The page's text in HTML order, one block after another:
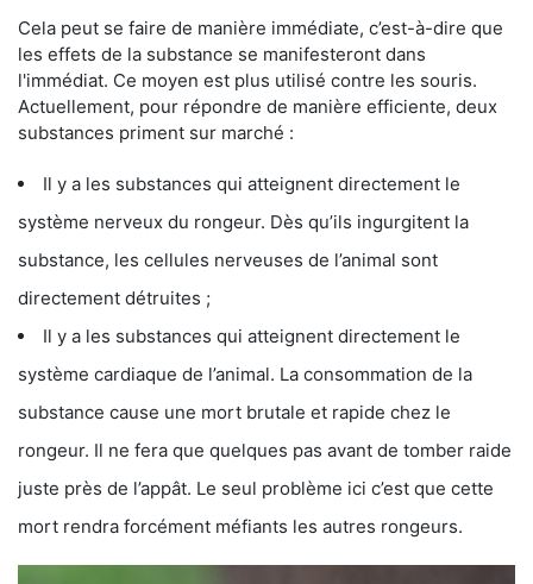
Cela peut se faire de manière immédiate, c’est-à-dire que
les effets de la substance se manifesteront dans
l'immédiat. Ce moyen est plus utilisé contre les souris.
Actuellement, pour répondre de manière efficiente, deux
substances priment sur marché :
Il y a les substances qui atteignent directement le
système nerveux du rongeur. Dès qu’ils ingurgitent la
substance, les cellules nerveuses de l’animal sont
directement détruites ;
Il y a les substances qui atteignent directement le
système cardiaque de l’animal. La consommation de la
substance cause une mort brutale et rapide chez le
rongeur. Il ne fera que quelques pas avant de tomber raide
juste près de l’appât. Le seul problème ici c’est que cette
mort rendra forcément méfiants les autres rongeurs.